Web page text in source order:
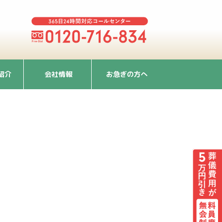
介 会社情報 お急ぎの方へ